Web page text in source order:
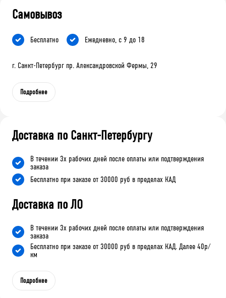
Самовывоз
Бесплатно Ежедневно, с 9 до 18
г. Санкт-Петербург пр. Александровской Фермы, 29
Подробнее
Доставка по Санкт-Петербургу
В течении 3х рабочих дней после оплаты или подтверждения
заказа
Бесплатно при заказе от 30000 руб в пределах КАД
Доставка по ЛО
В течении 3х рабочих дней после оплаты или подтверждения
заказа
Бесплатно при заказе от 30000 руб в пределах КАД. Далее 40р/
км
Подробнее